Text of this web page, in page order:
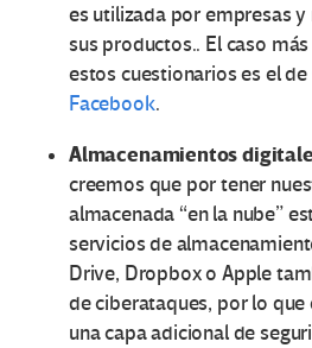
es utilizada por empresas
sus productos.. El caso
estos cuestionarios es el de
Facebook.
Almacenamientos
creemos que por tener
almacenada “en la nube”
servicios de
Drive, Dropbox o Apple
de ciberataques, por lo
una capa adicional de